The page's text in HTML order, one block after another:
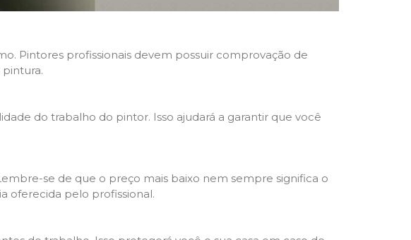
Pintores profissionais devem possuir comprovação de
do trabalho do pintor. Isso ajudará a garantir que você
se de que o preço mais baixo nem sempre significa o
oferecida pelo profissional.